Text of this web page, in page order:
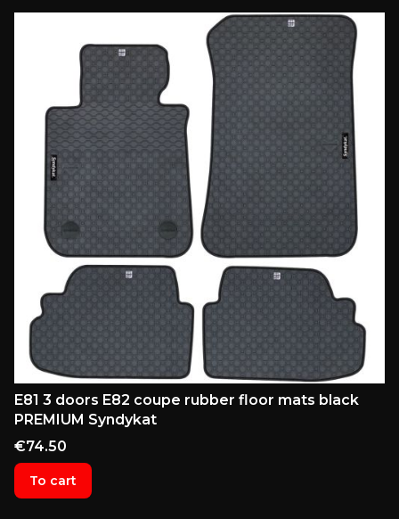
E81 3 doors E82 coupe rubber floor mats black
PREMIUM Syndykat
Price
€74.50
To cart